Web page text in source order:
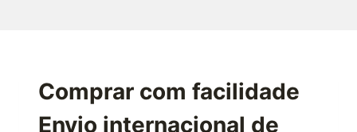
Comprar com facilidade
Envio internacional de